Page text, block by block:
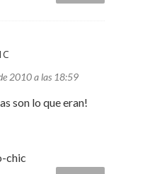
2010 a las 18:59
son lo que eran!
chic